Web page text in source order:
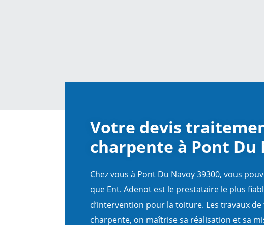
Votre devis
charpente à Pont Du
Chez vous à Pont Du Navoy 39300, vous
que Ent. Adenot est le prestataire le plus
d’intervention pour la toiture. Les travaux
charpente, on maîtrise sa réalisation et sa